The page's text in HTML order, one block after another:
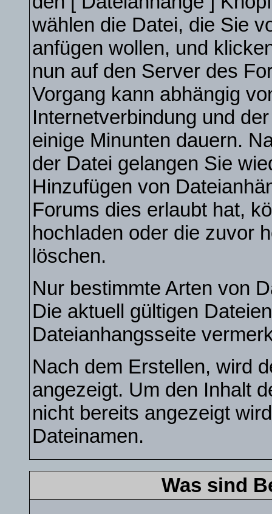
wählen die Datei, die Sie
anfügen wollen, und
nun auf den Server des
Vorgang kann abhängig
Internetverbindung und
einige Minunten dauern.
der Datei gelangen Sie
Hinzufügen von
Forums dies erlaubt hat,
hochladen oder die zuvor
löschen.
Nur bestimmte Arten von
Die aktuell gültigen
Dateianhangsseite
Nach dem Erstellen, wird
angezeigt. Um den Inhalt
nicht bereits angezeigt
Dateinamen.
Was sind